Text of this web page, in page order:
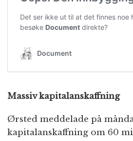
Massiv kapitalanskaffning
Ørsted meddelade på
kapitalanskaffning om 60